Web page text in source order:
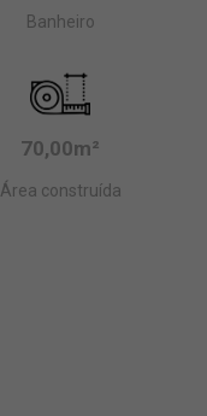
Banheiro
70,00m²
Área construída